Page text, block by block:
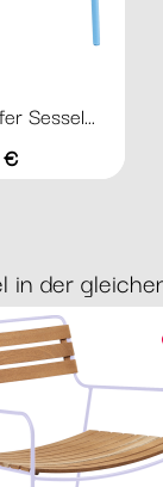
Sessel...
€
in der